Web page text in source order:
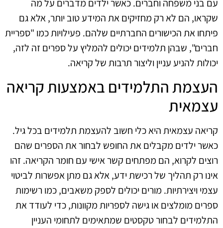
עם בני משפחה וחברים. כאשר ילדים מדברים על מה
שקראו, הם לא רק מחזיקים את המידע טוב יותר, אלא גם
פיתחו את הכישורים החברתיים שלהם. פעילויות כמו "ספריית
חברים", שבהן תלמידים יכולים להמליץ על ספרים זה לזה,
יכולות להניע עניין וליצור תרבות של קריאה.
העצמת התלמידים באמצעות קריאה
עצמאית
קריאה עצמאית היא כלי חשוב להעצמת תלמידים בכל גיל.
כאשר ילדים מקבלים את החופש לבחור את הספרים שהם
רוצים לקרוא, הם מפתחים קשר אישי עם חומר הקריאה. זהו
אינו רק תהליך של רכישת ידע, אלא גם מתן אפשרות לביטוי
עצמי ויצירתיות. מורים יכולים לספק משאבים, כמו רשימות
ספרים מומלצים או גישה לספריות מקוונות, כדי לעודד את
התלמידים לבחור טקסטים שמתאימים לתחומי העניין